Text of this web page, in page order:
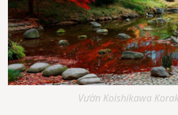
Vườn Koishikawa